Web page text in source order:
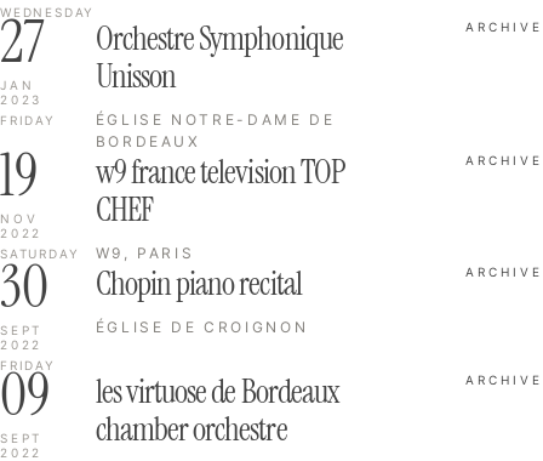
WEDNESDAY
27
JAN
2023
FRIDAY
Orchestre Symphonique
Unisson
ÉGLISE NOTRE-DAME DE
BORDEAUX
ARCHIVE
19
NOV
2022
SATURDAY
w9 france television TOP
CHEF
W9, PARIS
ARCHIVE
30
SEPT
2022
FRIDAY
Chopin piano recital
ÉGLISE DE CROIGNON
ARCHIVE
09
SEPT
2022
les virtuose de Bordeaux
chamber orchestre
ARCHIVE